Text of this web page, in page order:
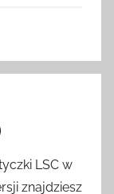
LSC w
znajdziesz